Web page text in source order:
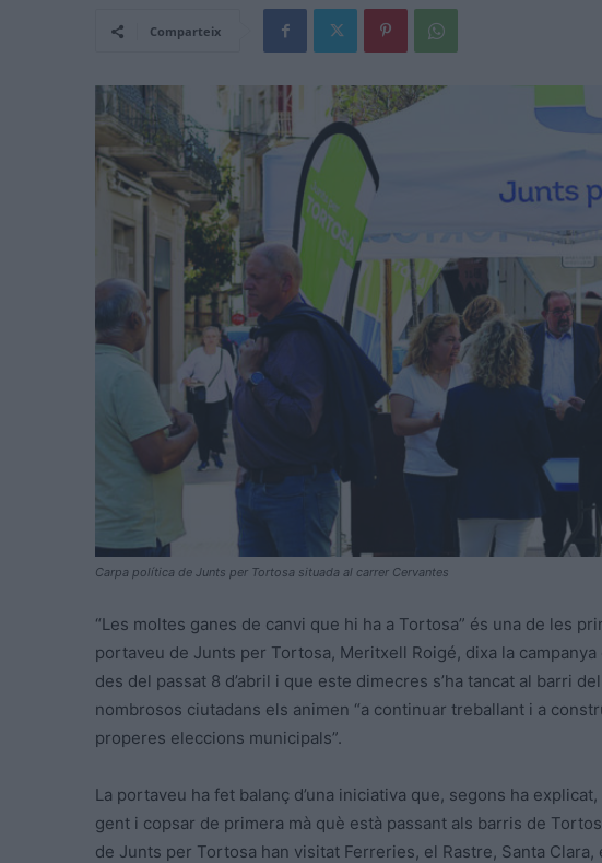
Comparteix
Carpa política de Junts per Tortosa situada al carrer Cervantes
“Les moltes ganes de canvi que hi ha a Tortosa” és una de les
portaveu de Junts per Tortosa, Meritxell Roigé, dixa la
des del passat 8 d’abril i que este dimecres s’ha tancat al barri
nombrosos ciutadans els animen “a continuar treballant i a
properes eleccions municipals”.
La portaveu ha fet balanç d’una iniciativa que, segons ha
gent i copsar de primera mà què està passant als barris de
de Junts per Tortosa han visitat Ferreries, el Rastre, Santa